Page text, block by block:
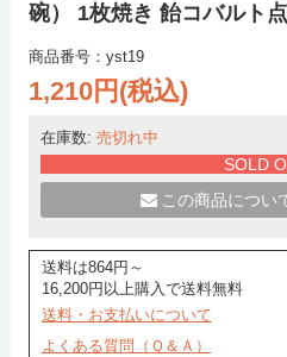
碗） 1枚焼き 飴コバルト
商品番号：yst19
1,210円(税込)
在庫数: 売切れ中
SOLD
この商品につい
送料は864円～
16,200円以上購入で送料無料
送料・お支払いについて
よくある質問（Ｑ＆Ａ）